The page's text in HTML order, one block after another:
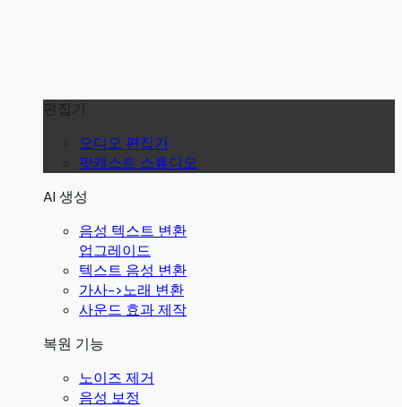
편집기
오디오 편집기
팟캐스트 스튜디오
AI 생성
음성 텍스트 변환
업그레이드
텍스트 음성 변환
가사->노래 변환
사운드 효과 제작
복원 기능
노이즈 제거
음성 보정